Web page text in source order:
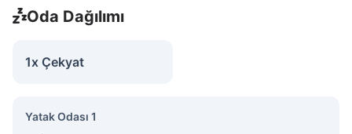
Oda Dağılımı
1x Çekyat
Yatak Odası 1